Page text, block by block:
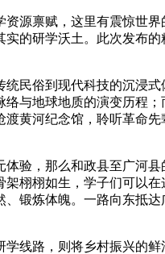
禀赋，这里有震惊世界
的研学沃土。此次发布
俗到现代科技的沉浸式
与地球地质的演变历程
黄河纪念馆，聆听革命
，那么和政县至广河县
栩栩如生，学子们可以
锻炼体魄。一路向东抵
路，则将乡村振兴的鲜